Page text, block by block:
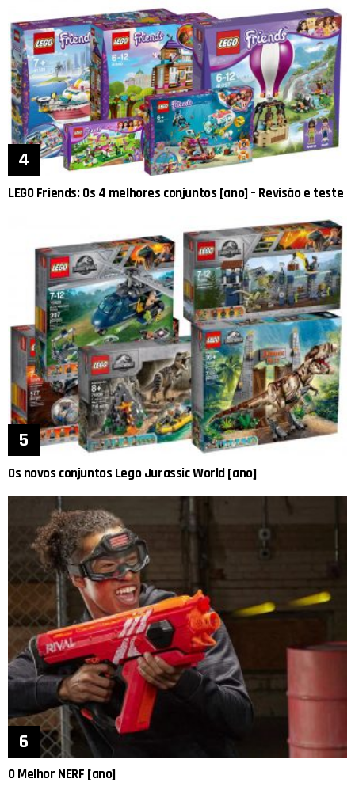
LEGO Friends: Os 4 melhores conjuntos [ano] – Revisão e teste
Os novos conjuntos Lego Jurassic World [ano]
O Melhor NERF [ano]